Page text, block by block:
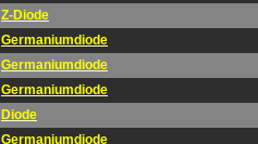
Z-Diode
Germaniumdiode
Germaniumdiode
Germaniumdiode
Diode
Germaniumdiode